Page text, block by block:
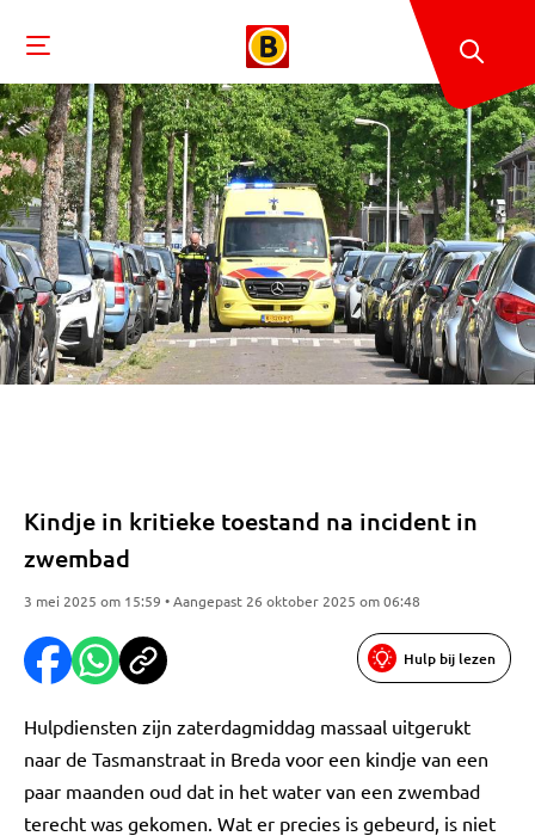
Kindje in kritieke toestand na incident in
zwembad
3 mei 2025 om 15:59 • Aangepast 26 oktober 2025 om 06:48
Hulp bij lezen
Hulpdiensten zijn zaterdagmiddag massaal uitgerukt
naar de Tasmanstraat in Breda voor een kindje van een
paar maanden oud dat in het water van een zwembad
terecht was gekomen. Wat er precies is gebeurd, is niet